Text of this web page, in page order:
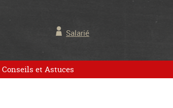
Salarié
Conseils et Astuces